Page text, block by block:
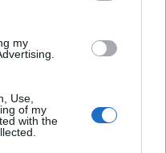
my
Use,
of my
with the